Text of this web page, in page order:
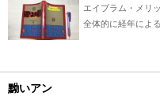
エイブラム・メリ
全体的に経年によ
黝いアン